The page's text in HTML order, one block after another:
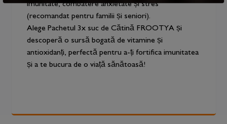
imunitate, combatere anxietate și stres
(recomandat pentru familii și seniori).
Alege Pachetul 3x suc de Cătină FROOTYA și
descoperă o sursă bogată de vitamine și
antioxidanți, perfectă pentru a-ți fortifica imunitatea
și a te bucura de o viață sănătoasă!